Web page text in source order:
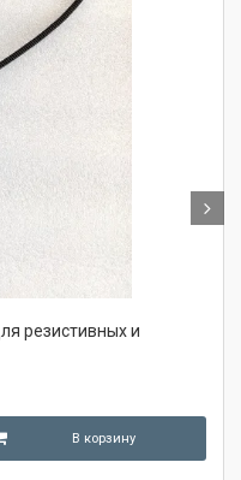
резистивных и
В корзину